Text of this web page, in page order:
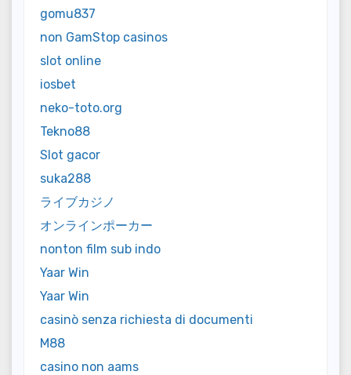
gomu837
non GamStop casinos
slot online
iosbet
neko-toto.org
Tekno88
Slot gacor
suka288
ライブカジノ
オンラインポーカー
nonton film sub indo
Yaar Win
Yaar Win
casinò senza richiesta di documenti
M88
casino non aams